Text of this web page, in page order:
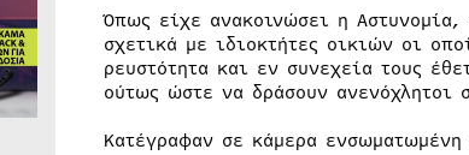
Όπως είχε ανακοινώσει η
σχετικά με ιδιοκτήτες οικιών οι
ρευστότητα και εν συνεχεία τους
ούτως ώστε να δράσουν ανενόχλητοι
Κατέγραφαν σε κάμερα